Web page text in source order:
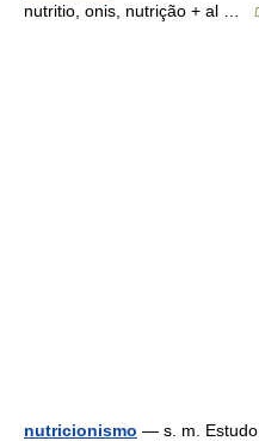
nutritio, onis, nutrição + al …
nutricionismo — s. m. Estudo